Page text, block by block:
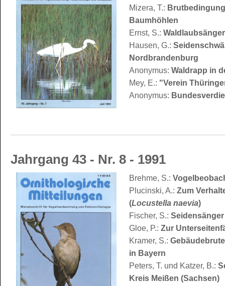
Mizera, T.:
Baumhöhlen
Ernst, S.:
Hausen, G.:
Nordbrandenburg
Anonymus: Waldrapp in
Mey, E.: "Verein
Anonymus:
Jahrgang 43 - Nr. 8 - 1991
Brehme, S.:
Plucinski, A.: Zum
(Locustella naevia)
Fischer, S.: Seidensänger
Gloe, P.: Zur
Kramer, S.:
in Bayern
Peters, T. und Katzer, B.:
Kreis Meißen (Sachsen)